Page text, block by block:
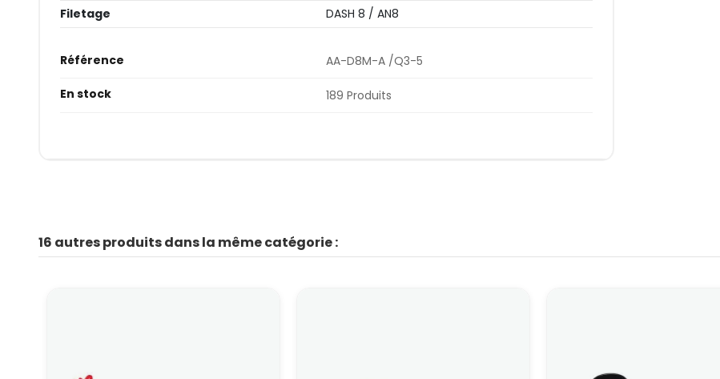
Filetage
DASH 8 / AN8
Référence AA-D8M-A /Q3-5
En stock 189 Produits
16 autres produits dans la même catégorie :